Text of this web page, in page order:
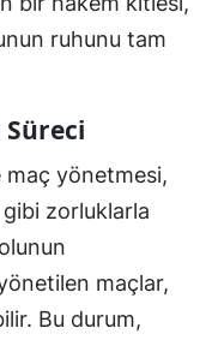
ruhunu tam
maç yönetmesi,
gibi zorluklarla
maçlar,
Bu durum,